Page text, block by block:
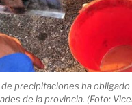
precipitaciones ha
de la provincia. (Foto: